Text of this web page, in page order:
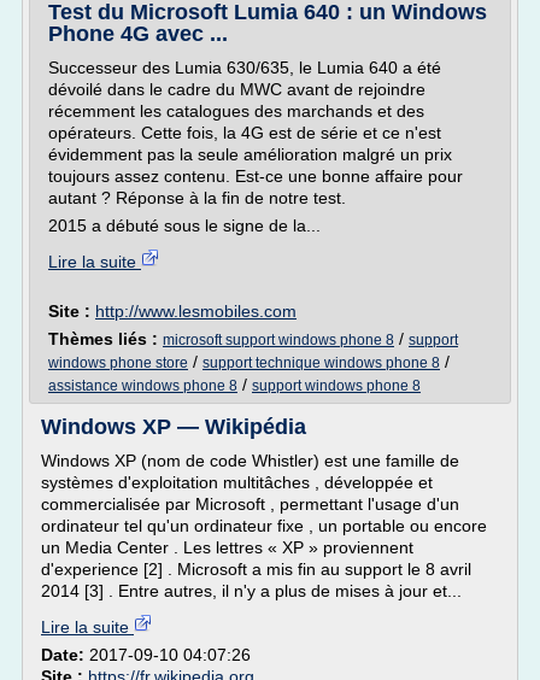
Test du Microsoft Lumia 640 : un Windows
Phone 4G avec ...
Successeur des Lumia 630/635, le Lumia 640 a été
dévoilé dans le cadre du MWC avant de rejoindre
récemment les catalogues des marchands et des
opérateurs. Cette fois, la 4G est de série et ce n'est
évidemment pas la seule amélioration malgré un prix
toujours assez contenu. Est-ce une bonne affaire pour
autant ? Réponse à la fin de notre test.
2015 a débuté sous le signe de la...
Lire la suite
Site : http://www.lesmobiles.com
Thèmes liés : microsoft support windows phone 8 / support
windows phone store / support technique windows phone 8 /
assistance windows phone 8 / support windows phone 8
Windows XP — Wikipédia
Windows XP (nom de code Whistler) est une famille de
systèmes d'exploitation multitâches , développée et
commercialisée par Microsoft , permettant l'usage d'un
ordinateur tel qu'un ordinateur fixe , un portable ou encore
un Media Center . Les lettres « XP » proviennent
d'experience [2] . Microsoft a mis fin au support le 8 avril
2014 [3] . Entre autres, il n'y a plus de mises à jour et...
Lire la suite
Date: 2017-09-10 04:07:26